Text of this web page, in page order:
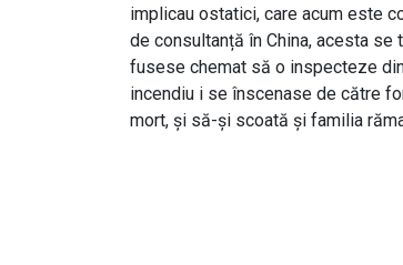
implicau ostatici, care acum este
de consultanță în China, acesta
fusese chemat să o inspecteze
incendiu i se înscenase de către
mort, și să-și scoată și familia